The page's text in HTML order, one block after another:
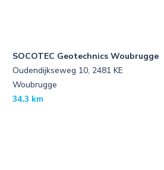
SOCOTEC Geotechnics Woubrugge
Oudendijkseweg 10, 2481 KE
Woubrugge
34,3 km